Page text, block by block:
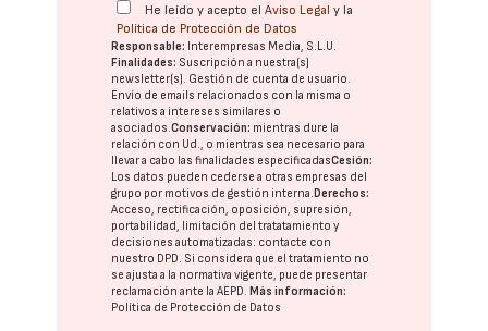
He leído y acepto elAviso Legal y la
Política de Protección de Datos
Responsable: Interempresas Media, S.L.U.
Finalidades: Suscripción a nuestra(s)
newsletter(s). Gestión de cuenta de usuario.
Envío de emails relacionados con la misma o
relativos a intereses similares o
asociados.Conservación: mientras dure la
relación con Ud., o mientras sea necesario para
llevar a cabo las finalidades especificadasCesión:
Los datos pueden cederse a otras empresas del
grupo por motivos de gestión interna.Derechos:
Acceso, rectificación, oposición, supresión,
portabilidad, limitación del tratatamiento y
decisiones automatizadas: contacte con
nuestro DPD . Si considera que el tratamiento no
se ajusta a la normativa vigente, puede presentar
reclamación ante laAEPD .Más información:
Política de Protección de Datos